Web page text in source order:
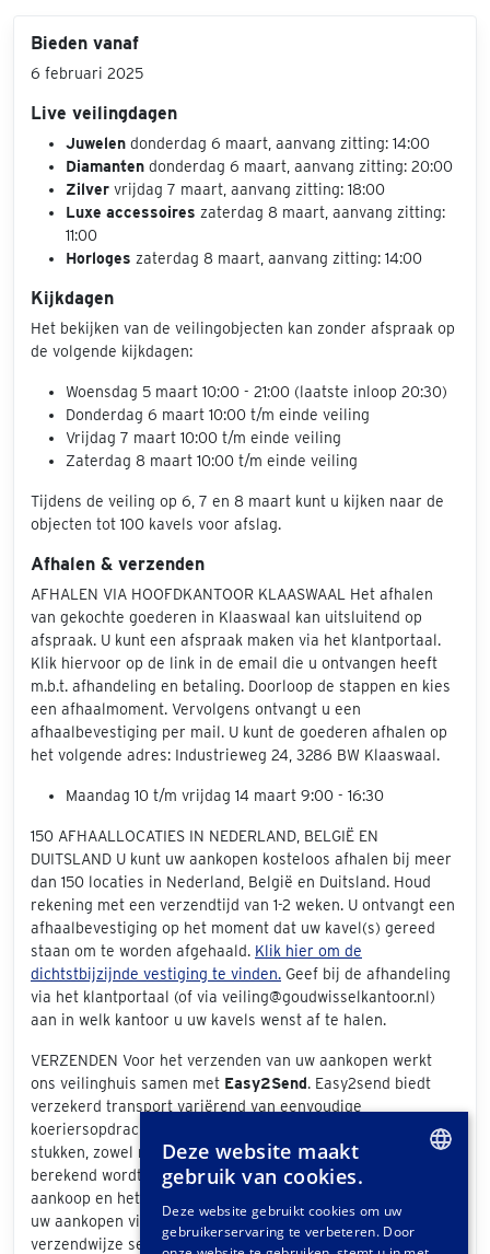
Bieden vanaf
6 februari 2025
Live veilingdagen
Juwelen donderdag 6 maart, aanvang zitting: 14:00
Diamanten donderdag 6 maart, aanvang zitting: 20:00
Zilver vrijdag 7 maart, aanvang zitting: 18:00
Luxe accessoires zaterdag 8 maart, aanvang zitting:
11:00
Horloges zaterdag 8 maart, aanvang zitting: 14:00
Kijkdagen
Het bekijken van de veilingobjecten kan zonder afspraak op
de volgende kijkdagen:
Woensdag 5 maart 10:00 - 21:00 (laatste inloop 20:30)
Donderdag 6 maart 10:00 t/m einde veiling
Vrijdag 7 maart 10:00 t/m einde veiling
Zaterdag 8 maart 10:00 t/m einde veiling
Tijdens de veiling op 6, 7 en 8 maart kunt u kijken naar de
objecten tot 100 kavels voor afslag.
Afhalen & verzenden
AFHALEN VIA HOOFDKANTOOR KLAASWAAL Het afhalen
van gekochte goederen in Klaaswaal kan uitsluitend op
afspraak. U kunt een afspraak maken via het klantportaal.
Klik hiervoor op de link in de email die u ontvangen heeft
m.b.t. afhandeling en betaling. Doorloop de stappen en kies
een afhaalmoment. Vervolgens ontvangt u een
afhaalbevestiging per mail. U kunt de goederen afhalen op
het volgende adres: Industrieweg 24, 3286 BW Klaaswaal.
Maandag 10 t/m vrijdag 14 maart 9:00 - 16:30
150 AFHAALLOCATIES IN NEDERLAND, BELGIË EN
DUITSLAND U kunt uw aankopen kosteloos afhalen bij meer
dan 150 locaties in Nederland, België en Duitsland. Houd
rekening met een verzendtijd van 1-2 weken. U ontvangt een
afhaalbevestiging op het moment dat uw kavel(s) gereed
staan om te worden afgehaald. Klik hier om de
dichtstbijzijnde vestiging te vinden. Geef bij de afhandeling
via het klantportaal (of via veiling@goudwisselkantoor.nl)
aan in welk kantoor u uw kavels wenst af te halen.
VERZENDEN Voor het verzenden van uw aankopen werkt
ons veilinghuis samen met Easy2Send. Easy2send biedt
verzekerd transport variërend van eenvoudige
koeriersopdrachten tot het vervoeren van exclusieve
stukken, zowel nationaal als internationaal. De prijs die
berekend wordt is afhankelijk van de grootte van uw
aankoop en het bezorgadres. Als u bij de afhandeling van
uw aankopen via het klantportaal "Easy2Send" als
verzendwijze selecteert, ontvangt u een offerte. Ook
GERMAN
Deze website maakt
gebruik van cookies.
Deze website gebruikt cookies om uw
gebruikerservaring te verbeteren. Door